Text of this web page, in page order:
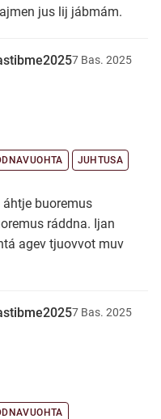
jus lij jábmám.
7 Bas. 2025
JUHTUSA
buoremus
ráddna. Ijan
agev tjuovvot muv
7 Bas. 2025